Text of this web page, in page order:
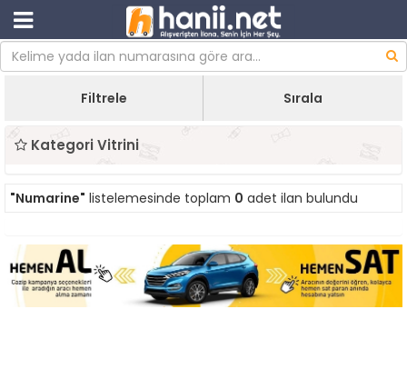
Filtrele Sırala
Kategori Vitrini
"Numarine" listelemesinde toplam 0 adet ilan bulundu